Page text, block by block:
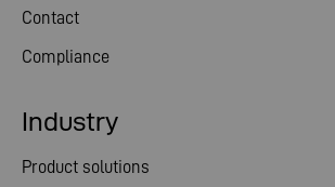
Contact
Compliance
Industry
Product solutions